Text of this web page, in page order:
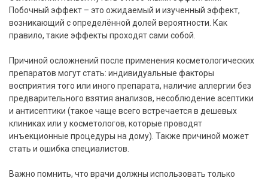
Побочный эффект – это ожидаемый и изученный эффект,
возникающий с определённой долей вероятности. Как
правило, такие эффекты проходят сами собой.
Причиной осложнений после применения косметологических
препаратов могут стать: индивидуальные факторы
восприятия того или иного препарата, наличие аллергии без
предварительного взятия анализов, несоблюдение асептики
и антисептики (такое чаще всего встречается в дешевых
клиниках или у косметологов, которые проводят
инъекционные процедуры на дому). Также причиной может
стать и ошибка специалистов.
Важно помнить, что врачи должны использовать только